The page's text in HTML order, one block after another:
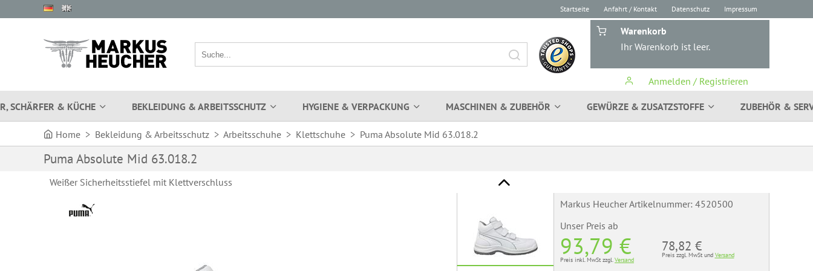
Startseite Anfahrt / Kontakt Datenschutz Impressum
Anmelden / Registrieren
Warenkorb
Ihr Warenkorb ist leer.
SCHÄRFER & KÜCHE BEKLEIDUNG & ARBEITSSCHUTZ HYGIENE & VERPACKUNG MASCHINEN & ZUBEHÖR GEWÜRZE & ZUSATZSTOFFE ZUBEHÖR &
Home > Bekleidung & Arbeitsschutz > Arbeitsschuhe > Klettschuhe > Puma Absolute Mid 63.018.2
Puma Absolute Mid 63.018.2
Weißer Sicherheitsstiefel mit Klettverschluss
Markus Heucher Artikelnummer: 4520500
Unser Preis ab
93,79 €
Preis inkl. MwSt zzgl.Versand
78,82 €
Preis zzgl. MwSt und Versand